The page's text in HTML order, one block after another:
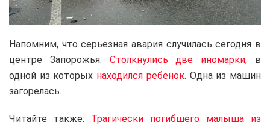
Напомним, что серьезная авария случилась сегодня в
центре Запорожья. Столкнулись две иномарки, в
одной из которых находился ребенок. Одна из машин
загорелась.
Читайте также: Трагически погибшего малыша из